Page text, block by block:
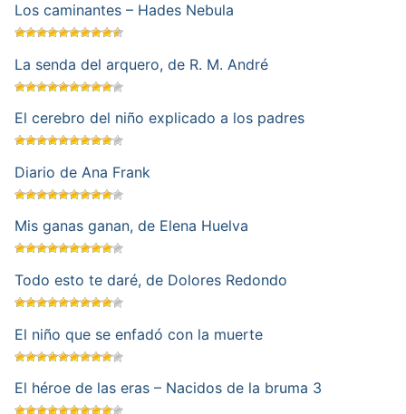
Los caminantes – Hades Nebula
La senda del arquero, de R. M. André
El cerebro del niño explicado a los padres
Diario de Ana Frank
Mis ganas ganan, de Elena Huelva
Todo esto te daré, de Dolores Redondo
El niño que se enfadó con la muerte
El héroe de las eras – Nacidos de la bruma 3